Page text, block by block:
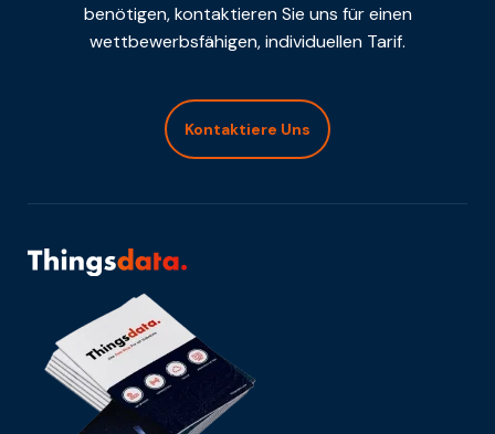
benötigen, kontaktieren Sie uns für einen
wettbewerbsfähigen, individuellen Tarif.
Kontaktiere Uns